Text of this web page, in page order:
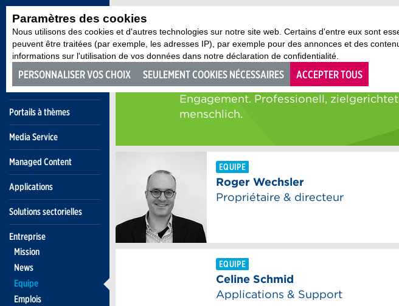
Paramètres des cookies
Nous utilisons des cookies et d'autres technologies sur notre site web. Certains d'entre eux sont
peuvent être traitées (par exemple, les adresses IP), par exemple pour des annonces et des
informations sur l'utilisation de vos données dans notre déclaration de confidentialité.
PERSONNALISER VOS CHOIX SEULEMENT COOKIES NÉCESSAIRES ACCEPTER TOUS
Portails à thèmes
Media Service
Managed Content
Applications
Solutions sectorielles
Entreprise
Mission
News
Equipe
Emplois